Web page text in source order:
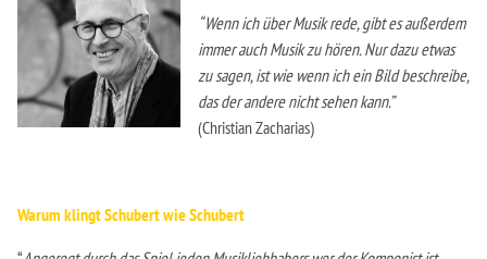
“Wenn ich über Musik rede, gibt es außerdem
immer auch Musik zu hören. Nur dazu etwas
zu sagen, ist wie wenn ich ein Bild beschreibe,
das der andere nicht sehen kann.”
(Christian Zacharias)
Warum klingt Schubert wie Schubert